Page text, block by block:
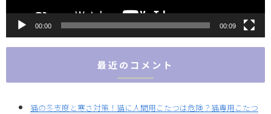
00:00 00:09
最近のコメント
猫の冬支度と寒さ対策！猫に人間用こたつは危険？猫専用こたつ